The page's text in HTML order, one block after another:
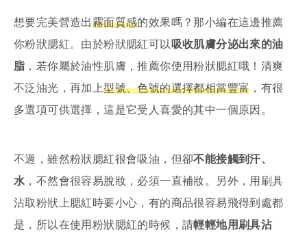
想要完美營造出霧面質感的效果嗎？那小編在這邊推薦
你粉狀腮紅。由於粉狀腮紅可以 吸收肌膚分泌出來的油
脂 ，若你屬於油性肌膚，推薦你使用粉狀腮紅哦！清爽
不泛油光，再加上型號、色號的選擇都相當豐富 ，有很
多選項可供選擇，這是它受人喜愛的其中一個原因。
不過，雖然粉狀腮紅很會吸油，但卻不能接觸到汗、
水 ，不然會很容易脫妝，必須一直補妝。另外，用刷具
沾取粉狀上腮紅時要小心，有的商品很容易飛得到處都
是，所以在使用粉狀腮紅的時候，請輕輕地用刷具沾